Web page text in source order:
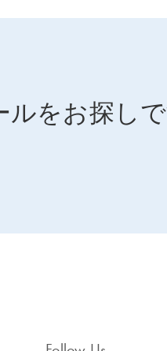
ルをお探し